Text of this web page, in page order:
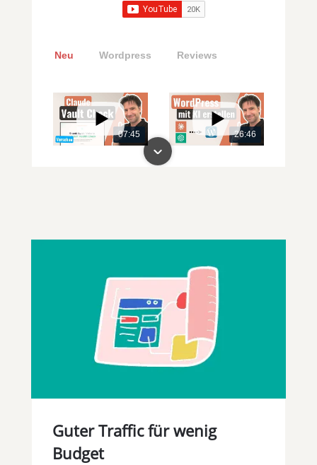
Neu Wordpress Reviews
07:45 26:46
Guter Traffic für wenig
Budget